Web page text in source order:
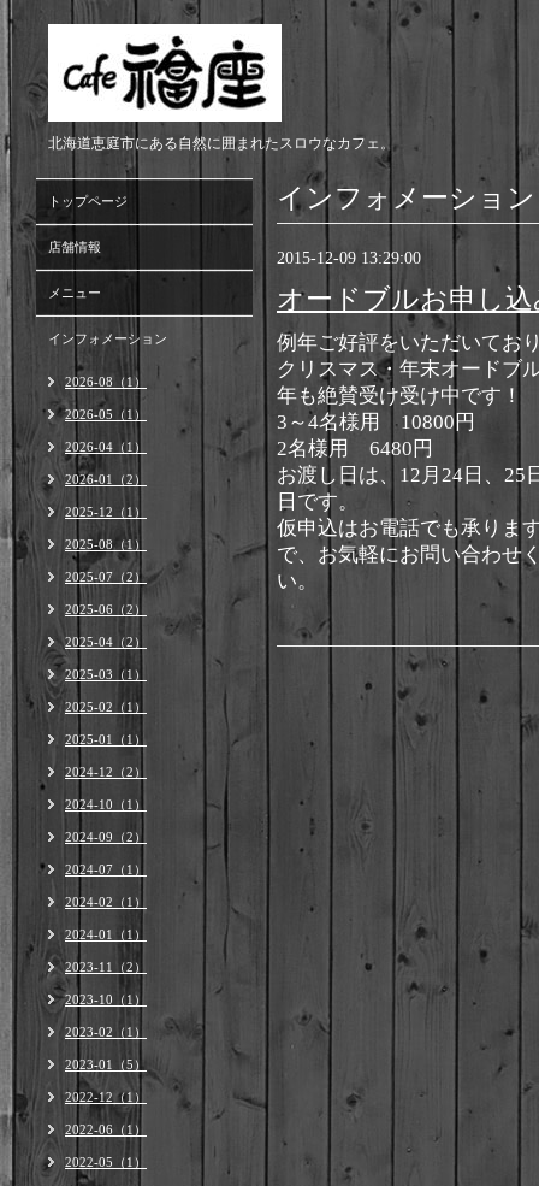
北海道恵庭市にある自然に囲まれたスロウなカフェ。
インフォメーション
2015-12-09 13:29:00
オードブルお申し
例年ご好評をいただいてお
クリスマス・年末オードブ
年も絶賛受け受け中です！
3～4名様用 10800円
2名様用 6480円
お渡し日は、12月24日、25
日です。
仮申込はお電話でも承りま
で、お気軽にお問い合わせ
い。
トップページ
店舗情報
メニュー
インフォメーション
2026-08（1）
2026-05（1）
2026-04（1）
2026-01（2）
2025-12（1）
2025-08（1）
2025-07（2）
2025-06（2）
2025-04（2）
2025-03（1）
2025-02（1）
2025-01（1）
2024-12（2）
2024-10（1）
2024-09（2）
2024-07（1）
2024-02（1）
2024-01（1）
2023-11（2）
2023-10（1）
2023-02（1）
2023-01（5）
2022-12（1）
2022-06（1）
2022-05（1）